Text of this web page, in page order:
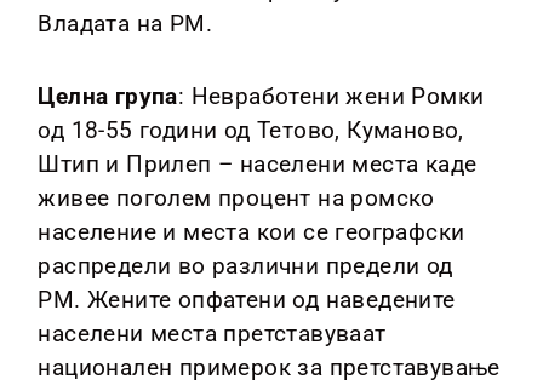
Владата на РМ.
Целна група: Невработени жени Ромки
од 18-55 години од Тетово, Куманово,
Штип и Прилеп – населени места каде
живее поголем процент на ромско
население и места кои се географски
распредели во различни предели од
РМ. Жените опфатени од наведените
населени места претставуваат
национален примерок за претставување